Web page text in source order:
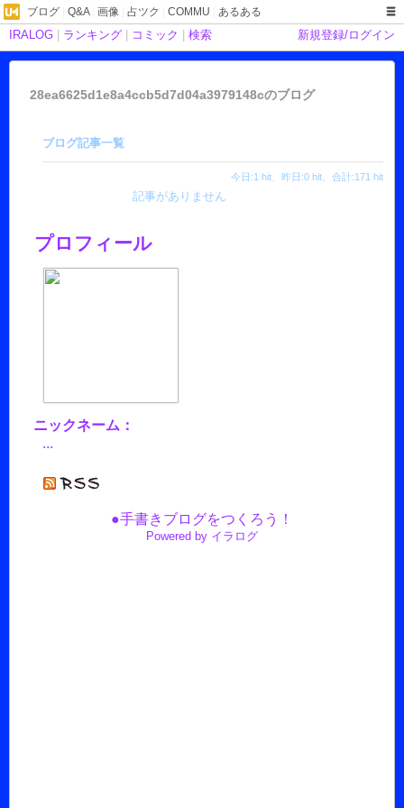
ブログ Q&A| 画像 占ツク COMMU あるある
IRALOG ランキング コミック 検索 新規登録/ログイン
28ea6625d1e8a4ccb5d7d04a3979148cのブログ
ブログ記事一覧
今日:1 hit、昨日:0 hit、合計:171 hit
記事がありません
プロフィール
ニックネーム：
...
●手書きブログをつくろう！
Powered by イラログ